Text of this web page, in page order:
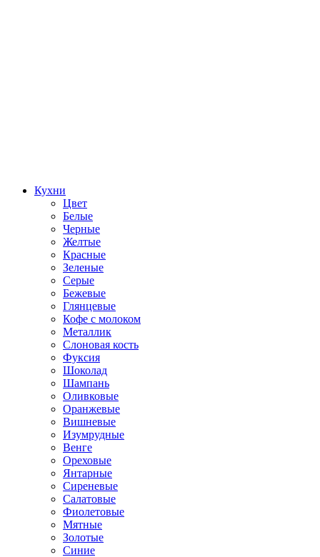
Кухни
Цвет
Белые
Черные
Желтые
Красные
Зеленые
Серые
Бежевые
Глянцевые
Кофе с молоком
Металлик
Слоновая кость
Фуксия
Шоколад
Шампань
Оливковые
Оранжевые
Вишневые
Изумрудные
Венге
Ореховые
Янтарные
Сиреневые
Салатовые
Фиолетовые
Мятные
Золотые
Синие